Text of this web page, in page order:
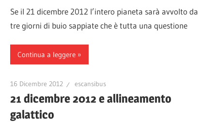
Se il 21 dicembre 2012 l’intero pianeta sarà avvolto da
tre giorni di buio sappiate che è tutta una questione
Continua a leggere
16 Dicembre 2012 escansibus
21 dicembre 2012 e allineamento
galattico